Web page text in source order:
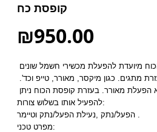
קופסת כח
₪950.00Price
להפעיל אותו בשלוש צורות:
הפעל/נתק ,נעילת הפעל/נתק וטיימר .
מפרט טכני: